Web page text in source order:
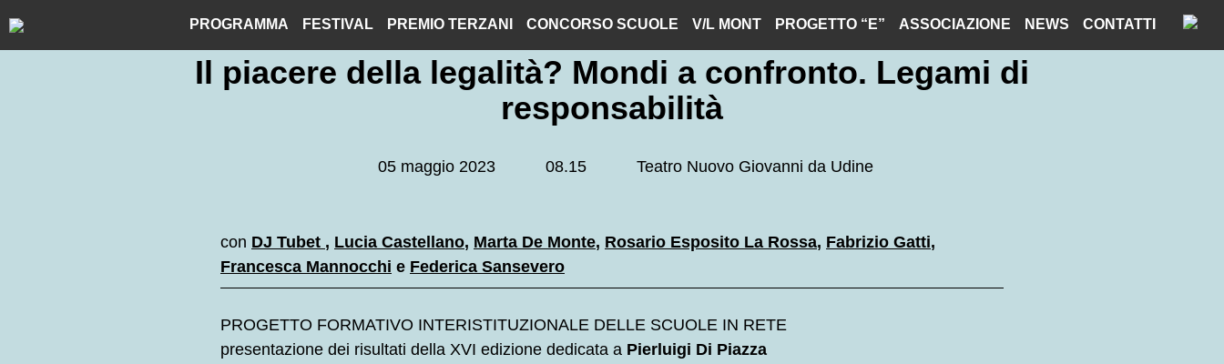
to
PROGRAMMA FESTIVAL PREMIO TERZANI CONCORSO SCUOLE V/L MONT PROGETTO “E” ASSOCIAZIONE NEWS CONTATTI
Il piacere della legalità? Mondi a confronto. Legami di
responsabilità
05 maggio 2023 08.15 Teatro Nuovo Giovanni da Udine
con DJ Tubet , Lucia Castellano, Marta De Monte, Rosario Esposito La Rossa, Fabrizio Gatti,
Francesca Mannocchi e Federica Sansevero
PROGETTO FORMATIVO INTERISTITUZIONALE DELLE SCUOLE IN RETE
presentazione dei risultati della XVI edizione dedicata a Pierluigi Di Piazza